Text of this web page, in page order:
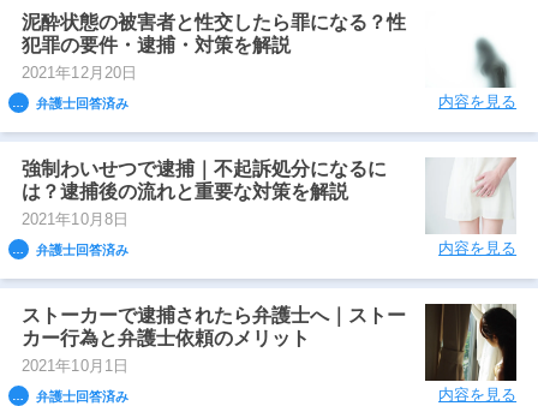
泥酔状態の被害者と性交したら罪になる？性
犯罪の要件・逮捕・対策を解説
2021年12月20日
弁護士回答済み 内容を見る
強制わいせつで逮捕｜不起訴処分になるに
は？逮捕後の流れと重要な対策を解説
2021年10月8日
弁護士回答済み 内容を見る
ストーカーで逮捕されたら弁護士へ｜ストー
カー行為と弁護士依頼のメリット
2021年10月1日
弁護士回答済み 内容を見る